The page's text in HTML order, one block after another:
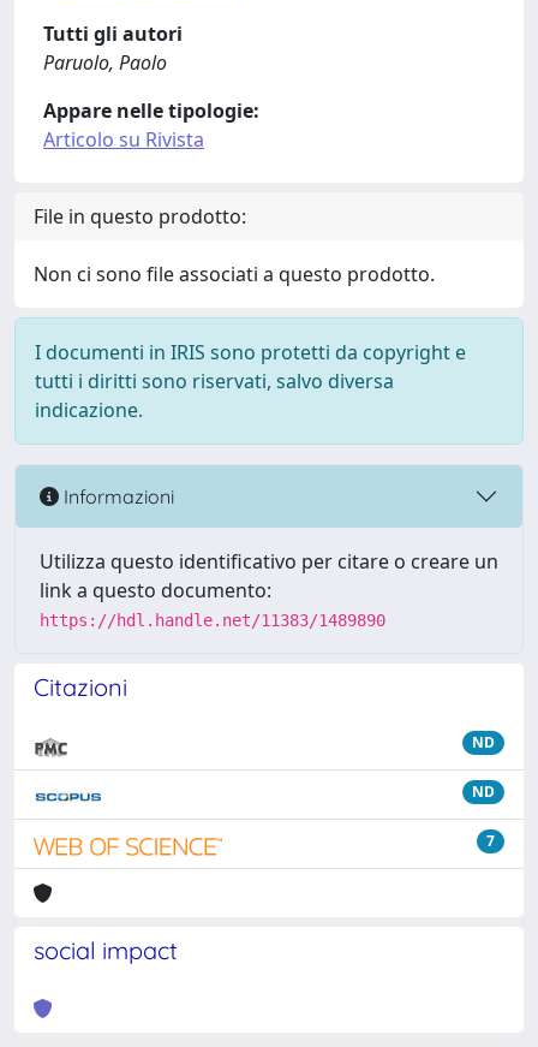
Tutti gli autori
Paruolo, Paolo
Appare nelle tipologie:
Articolo su Rivista
File in questo prodotto:
Non ci sono file associati a questo prodotto.
I documenti in IRIS sono protetti da copyright e
tutti i diritti sono riservati, salvo diversa
indicazione.
Informazioni
Utilizza questo identificativo per citare o creare un
link a questo documento:
https://hdl.handle.net/11383/1489890
Citazioni
ND
ND
7
social impact